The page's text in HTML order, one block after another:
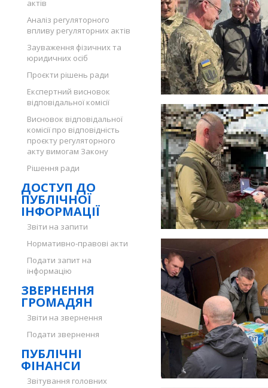
актів
Аналіз регуляторного
впливу регуляторних актів
Зауваження фізичних та
юридичних осіб
Проєкти рішень ради
Експертний висновок
відповідальної комісії
Висновок відповідальної
комісії про відповідність
проєкту регуляторного
акту вимогам Закону
Рішення ради
ДОСТУП ДО
ПУБЛІЧНОЇ
ІНФОРМАЦІЇ
Звіти на запити
Нормативно-правові акти
Подати запит на
інформацію
ЗВЕРНЕННЯ
ГРОМАДЯН
Звіти на звернення
Подати звернення
ПУБЛІЧНІ
ФІНАНСИ
Звітування головних